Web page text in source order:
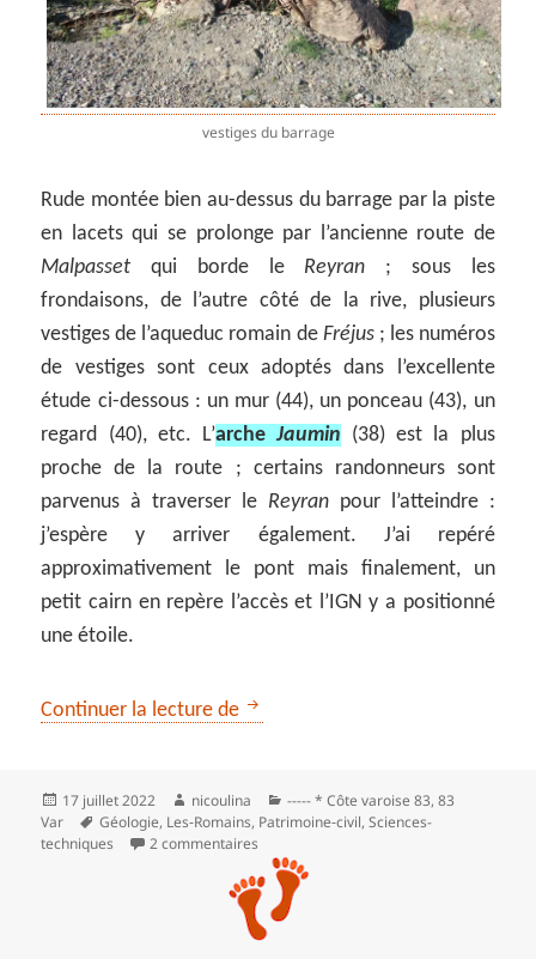
vestiges du barrage
Rude montée bien au-dessus du barrage par la piste
en lacets qui se prolonge par l’ancienne route de
Malpassetqui borde le Reyran ; sous les
frondaisons, de l’autre côté de la rive, plusieurs
vestiges de l’aqueduc romain de Fréjus; les numéros
de vestiges sont ceux adoptés dans l’excellente
étude ci-dessous : un mur (44), un ponceau (43), un
regard (40), etc. L’archeJaumin (38) est la plus
proche de la route ; certains randonneurs sont
parvenus à traverser le Reyranpour l’atteindre :
j’espère y arriver également. J’ai repéré
approximativement le pont mais finalement, un
petit cairn en repère l’accès et l’IGN y a positionné
une étoile.
Continuer la lecture de Le barrage de Malpasset, dans
Publié
le
17 juillet 2022 Auteur
nicoulina Catégories
----- * Côte varoise 83,83
Var
Mots-
clés
Géologie, Les‑Romains, Patrimoine‑civil,Sciences-
techniques
2 commentaires